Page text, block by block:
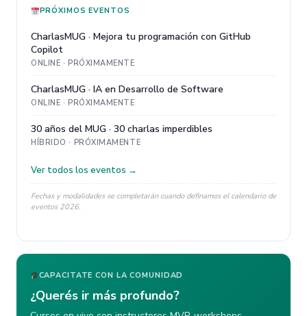
PRÓXIMOS EVENTOS
CharlasMUG · Mejora tu programación con GitHub
Copilot
ONLINE · PRÓXIMAMENTE
CharlasMUG · IA en Desarrollo de Software
ONLINE · PRÓXIMAMENTE
30 años del MUG · 30 charlas imperdibles
HÍBRIDO · PRÓXIMAMENTE
Ver todos los eventos →
Fechas y modalidades se completarán cuando definamos el calendario de
eventos 2026.
CAPACITATE CON LA COMUNIDAD
¿Querés ir más profundo?